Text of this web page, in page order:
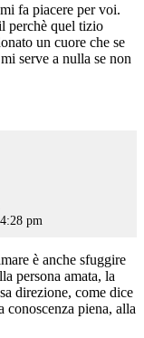
fa piacere per voi.
perchè quel tizio
un cuore che se
serve a nulla se non
pm
è anche sfuggire
persona amata, la
direzione, come dice
conoscenza piena, alla